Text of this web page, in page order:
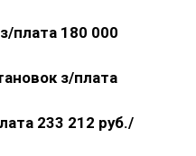
плата 180 000
з/плата
233 212 руб./